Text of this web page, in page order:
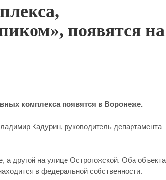
появятся на
комплекса появятся в Воронеже.
Кадурин, руководитель департамента
другой на улице Острогожской. Оба объекта
в федеральной собственности.